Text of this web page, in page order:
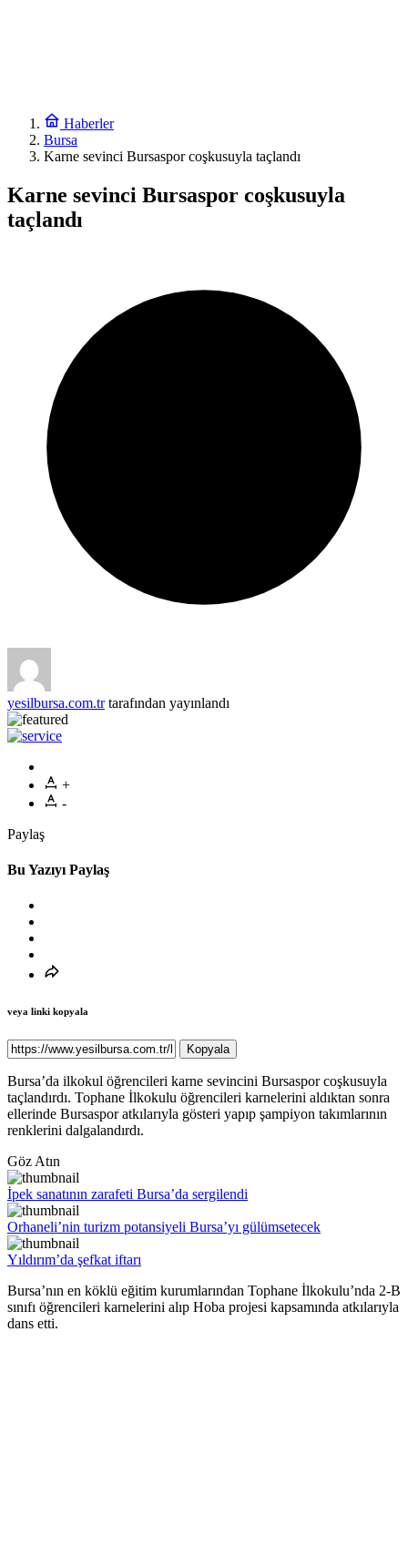
Haberler
Bursa
Karne sevinci Bursaspor coşkusuyla taçlandı
Karne sevinci Bursaspor coşkusuyla
taçlandı
yesilbursa.com.trtarafından yayınlandı
+
-
Paylaş
Bu Yazıyı Paylaş
veya linki kopyala
Kopyala
Bursa’da ilkokul öğrencileri karne sevincini Bursaspor coşkusuyla
taçlandırdı. Tophane İlkokulu öğrencileri karnelerini aldıktan sonra
ellerinde Bursaspor atkılarıyla gösteri yapıp şampiyon takımlarının
renklerini dalgalandırdı.
Göz Atın
İpek sanatının zarafeti Bursa’da sergilendi
Orhaneli’nin turizm potansiyeli Bursa’yı gülümsetecek
Yıldırım’da şefkat iftarı
Bursa’nın en köklü eğitim kurumlarından Tophane İlkokulu’nda 2-B
sınıfı öğrencileri karnelerini alıp Hoba projesi kapsamında atkılarıyla
dans etti.